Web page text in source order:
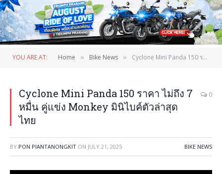
YOU ARE AT: Home » Bike News » Cyclone Mini Panda 150 ราคา ไม่ถึง 7 หมื่น คู่แข่ง Monkey มินิไบค์ตัวล่าสุดไทย
Cyclone Mini Panda 150 ราคา ไม่ถึง 7
หมื่น คู่แข่ง Monkey มินิไบค์ตัวล่าสุด
ไทย
0
BY PON PIANTANONGKIT ON JULY 21, 2025 BIKE NEWS